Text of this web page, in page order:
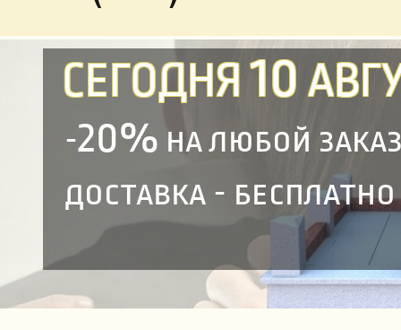
СЕГОДНЯ10
-20% на любой
доставка - бесплатно